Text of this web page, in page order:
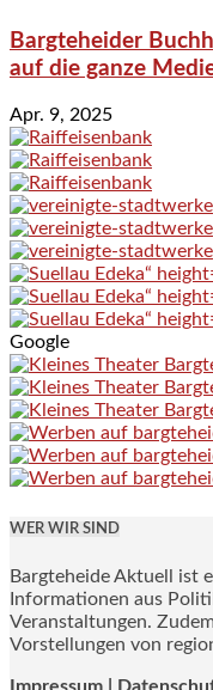
Bargteheider
auf die ganze
Apr. 9, 2025
Google
WER WIR SIND
Bargteheide Aktuell ist
Informationen aus
Veranstaltungen.
Vorstellungen von